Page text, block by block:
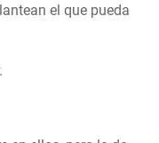
el que pueda